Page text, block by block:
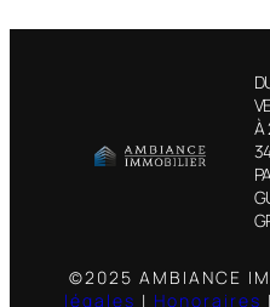
À
©2025 AMBIANCE
légales | Honoraires |